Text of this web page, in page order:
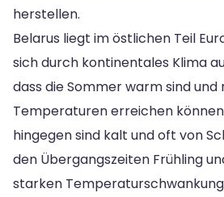
herstellen.
Belarus liegt im östlichen Teil
sich durch kontinentales Klima
dass die Sommer warm sind
Temperaturen erreichen
hingegen sind kalt und oft von
den Übergangszeiten Frühling
starken